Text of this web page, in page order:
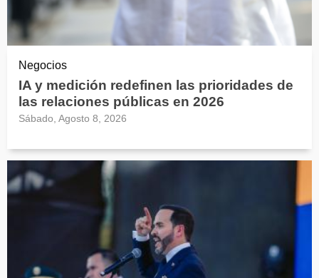
Negocios
IA y medición redefinen las prioridades de
las relaciones públicas en 2026
Sábado, Agosto 8, 2026